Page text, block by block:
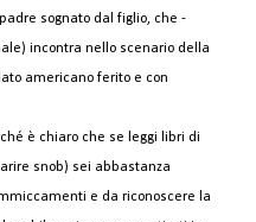
sognato dal figlio, che -
incontra nello scenario della
americano ferito e con
è chiaro che se leggi libri di
snob) sei abbastanza
e da riconoscere la